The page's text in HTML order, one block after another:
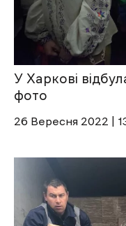
У Харкові
фото
26 Вересня 2022 |